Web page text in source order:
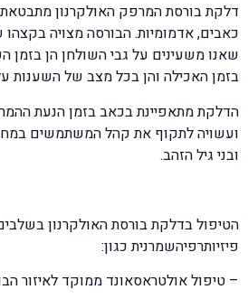
דלקת בורסת המרפק האולקרנון מתבטאת
כאבים, אדמומיות. הבורסה מצויה
שאנו משעינים על גבי השולחן הן בזמן
בזמן האכילה והן בכל מצב של השענות
הדלקת מתאפיינת בכאב בזמן הנעת
ועשויה לתקוף את קהל המשתמשים
ובני גיל הזהב.
הטיפול בדלקת בורסת האולקרנון
פיזיותרפיהשמרנית כגון:
– טיפול אולטראסאונד ממוקד לאיזור